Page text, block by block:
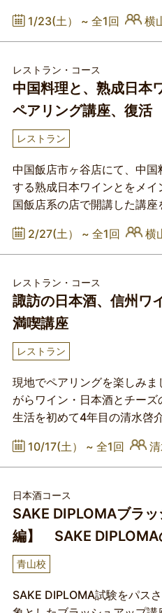
ペアリングの授業でお話して
白、醤油・たれ系の料理に
1/23(土） ~ 全1回 横
レストラン・コース
中国料理と、熟成日本
ペアリング講座、復活
レストラン
中国飯店市ヶ谷店にて、中
する熟成日本ワインとをメ
国飯店系の店で開講した講
ーで熟成したワインがメイン
セラーで熟成させた日本ワ
2/27(土） ~ 全1回 横
レストラン・コース
諏訪の日本酒、信州
満喫講座
レストラン
現地でペアリングを楽しみ
がらワイン・日本酒とチー
生活を初めて4年目の清水啓
房を巡り調達したチーズを、
るテイスティングスペース
をお楽しみいただきます。
10/17(土） ~ 全1回
日本酒コース
SAKE DIPLOMAブラ
編】 SAKE DIPLOMA
青山校
SAKE DIPLOMA試験をパス